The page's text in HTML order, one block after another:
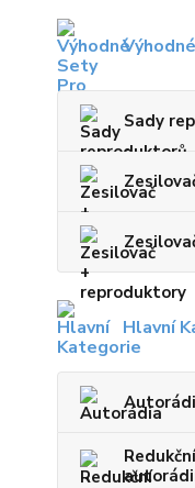
Sady
Hlavní